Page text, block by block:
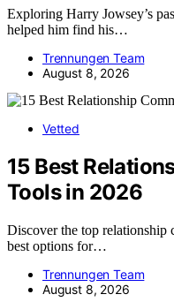
Exploring Harry Jowsey’s
helped him find his…
Trennungen Team
August 8, 2026
Vetted
15 Best
Tools in 2026
Discover the top relationship
best options for…
Trennungen Team
August 8, 2026